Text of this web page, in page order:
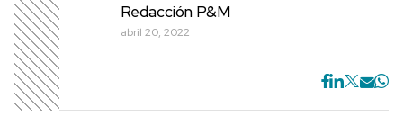
Redacción P&M
abril 20, 2022